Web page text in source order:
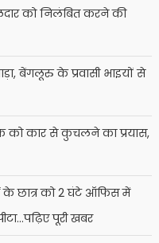
को निलंबित करने की
बेंगलूरु के प्रवासी भाइयों से
को कार से कुचलने का प्रयास,
के छात्र को 2 घंटे ऑफिस में
पूरी खबर